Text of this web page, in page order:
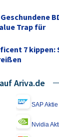
Trap für
7 kippen:
Ariva.de
SAP Aktie
Nvidia